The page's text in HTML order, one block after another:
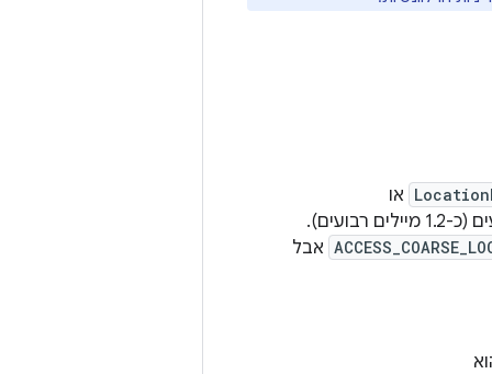
או
, ההערכה הזו מדויקת בטווח של כ-3 קילומטרים רבועים (כ-1.2 מיילים רבועים).
אבל